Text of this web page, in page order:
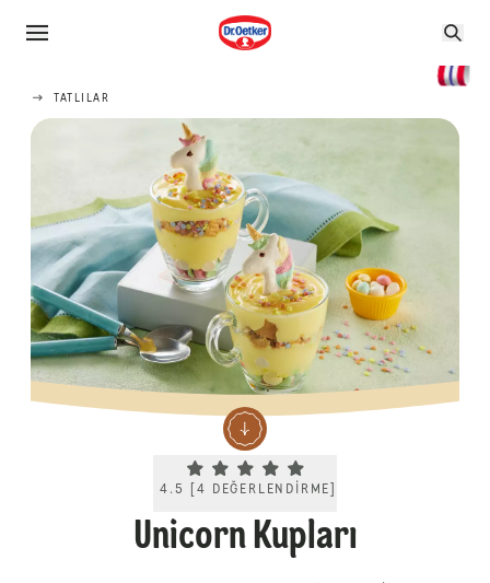
TATLILAR
Current rating 4.5. Click to rate.
4.5 [4 DEĞERLENDIRME
Unicorn Kupları